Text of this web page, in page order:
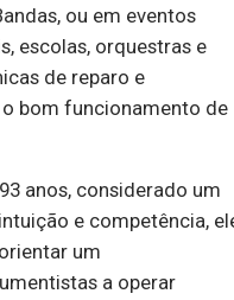
ou em eventos
escolas, orquestras e
de reparo e
bom funcionamento de
anos, considerado um
e competência,
um
a operar